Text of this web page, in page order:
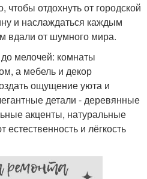
чтобы отдохнуть от городской
и наслаждаться каждым
вдали от шумного мира.
мелочей: комнаты
а мебель и декор
ощущение уюта и
детали - деревянные
акценты, натуральные
и лёгкость